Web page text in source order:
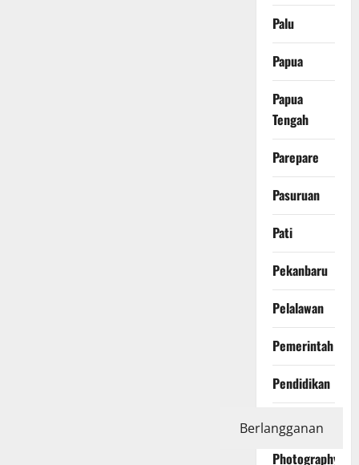
Palu
Papua
Papua
Tengah
Parepare
Pasuruan
Pati
Pekanbaru
Pelalawan
Pemerintah
Pendidikan
Peristiwa
Photography
Berlangganan